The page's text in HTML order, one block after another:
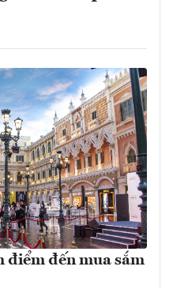
điểm đến mua sắm